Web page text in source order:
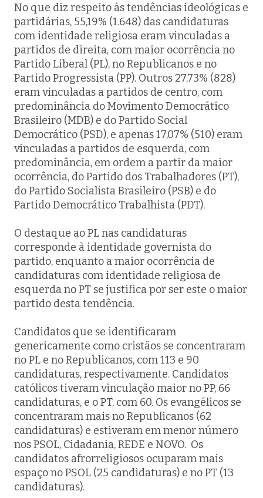
No que diz respeito às tendências ideológicas e
partidárias, 55,19% (1.648) das candidaturas
com identidade religiosa eram vinculadas a
partidos de direita, com maior ocorrência no
Partido Liberal (PL), no Republicanos e no
Partido Progressista (PP). Outros 27,73% (828)
eram vinculadas a partidos de centro, com
predominância do Movimento Democrático
Brasileiro (MDB) e do Partido Social
Democrático (PSD), e apenas 17,07% (510) eram
vinculadas a partidos de esquerda, com
predominância, em ordem a partir da maior
ocorrência, do Partido dos Trabalhadores (PT),
do Partido Socialista Brasileiro (PSB) e do
Partido Democrático Trabalhista (PDT).
O destaque ao PL nas candidaturas
corresponde à identidade governista do
partido, enquanto a maior ocorrência de
candidaturas com identidade religiosa de
esquerda no PT se justifica por ser este o maior
partido desta tendência.
Candidatos que se identificaram
genericamente como cristãos se concentraram
no PL e no Republicanos, com 113 e 90
candidaturas, respectivamente. Candidatos
católicos tiveram vinculação maior no PP, 66
candidaturas, e o PT, com 60. Os evangélicos se
concentraram mais no Republicanos (62
candidaturas) e estiveram em menor número
nos PSOL, Cidadania, REDE e NOVO. Os
candidatos afrorreligiosos ocuparam mais
espaço no PSOL (25 candidaturas) e no PT (13
candidaturas).